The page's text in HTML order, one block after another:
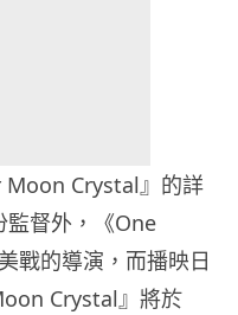
Moon Crystal』的詳
監督外，《One
戰的導演，而播映日
Crystal』將於